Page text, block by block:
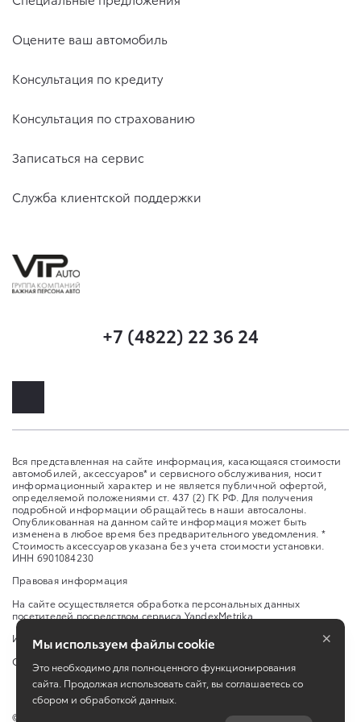
Оцените ваш автомобиль
Консультация по кредиту
Консультация по страхованию
Записаться на сервис
Служба клиентской поддержки
+7 (4822) 22 36 24
Вся представленная на сайте информация, касающаяся стоимости
автомобилей, аксессуаров* и сервисного обслуживания, носит
информационный характер и не является публичной офертой,
определяемой положениями ст. 437 (2) ГК РФ. Для получения
подробной информации обращайтесь в наши автосалоны.
Опубликованная на данном сайте информация может быть
изменена в любое время без предварительного уведомления. *
Стоимость аксессуаров указана без учета стоимости установки.
ИНН 6901084230
Правовая информация
На сайте осуществляется обработка персональных данных
посетителей посредством сервиса YandexMetrika
Изменить настройку cookies
Сбросить cookie
©
Мы используем файлы cookie
Это необходимо для полноценного функционирования
сайта. Продолжая использовать сайт, вы соглашаетесь со
сбором и обработкой данных.
×